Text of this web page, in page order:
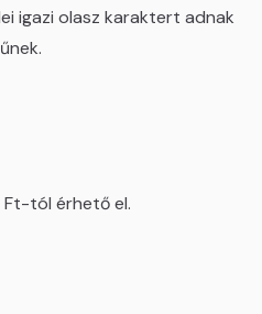
igazi olasz karaktert adnak
tól érhető el.